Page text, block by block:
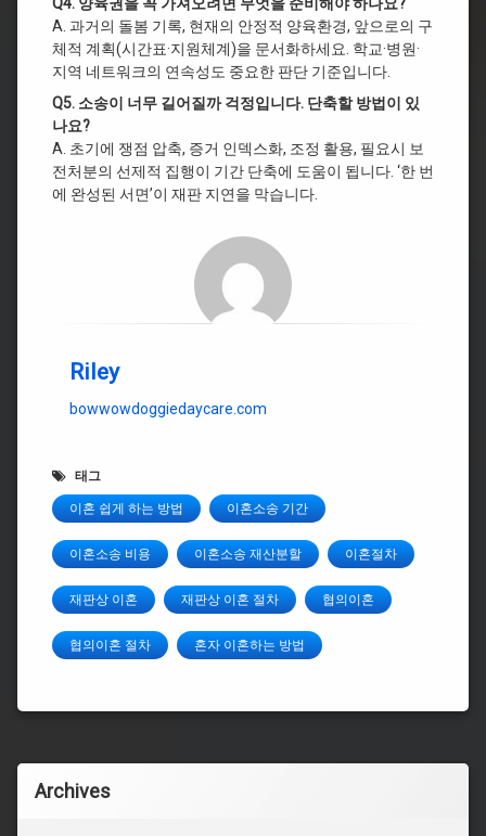
A. 과거의 돌봄 기록, 현재의 안정적 양육환경, 앞으로의 구
체적 계획(시간표·지원체계)을 문서화하세요. 학교·병원·
지역 네트워크의 연속성도 중요한 판단 기준입니다.
Q5. 소송이 너무 길어질까 걱정입니다. 단축할 방법이 있
나요?
A. 초기에 쟁점 압축, 증거 인덱스화, 조정 활용, 필요시 보
전처분의 선제적 집행이 기간 단축에 도움이 됩니다. ‘한 번
에 완성된 서면’이 재판 지연을 막습니다.
Riley
bowwowdoggiedaycare.com
태그
이혼 쉽게 하는 방법 이혼소송 기간
이혼소송 비용 이혼소송 재산분할 이혼절차
재판상 이혼 재판상 이혼 절차 협의이혼
협의이혼 절차 혼자 이혼하는 방법
Archives